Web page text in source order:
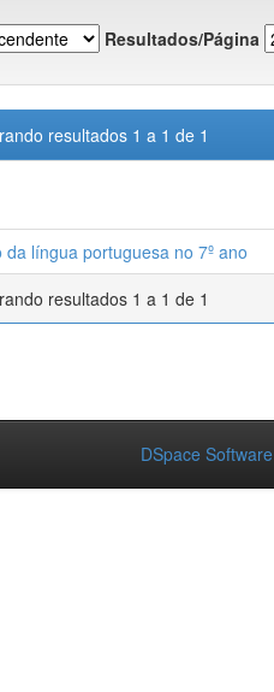
Resultados/Página
resultados 1 a 1 de 1
língua portuguesa no 7º ano
resultados 1 a 1 de 1
DSpace Software